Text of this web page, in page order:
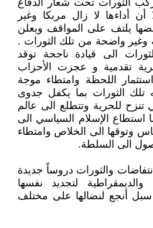
الثورات تحت شعار الدفاع
أداءها لا زال مربكا وغير
يلتف على المواقف ويعلن
وغير واضحة من تلك الثورات .
الى قيادة ناجحة توقد
تقدمية و عجزت الأحزاب
اللحظة وامتطاء موجة
تلك الثورات بما يكفل جدوى
تنزح للحرية وتتطلع الى عالم
استطاع الإسلام السياسي الى
وتوقها الى الخلاص وامتطاء
الى السلطة.
والثورات دروساً جديدة
والديمقراطية لتجديد نفسها
سبل أنجع لنضالها على مختلف